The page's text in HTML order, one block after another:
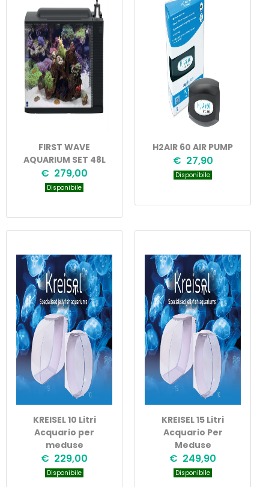
FIRST WAVE
AQUARIUM SET 48L
€ 279,00
Disponibile
H2AIR 60 AIR PUMP
€ 27,90
Disponibile
KREISEL 10 Litri
Acquario per
meduse
€ 229,00
Disponibile
KREISEL 15 Litri
Acquario Per
Meduse
€ 249,90
Disponibile